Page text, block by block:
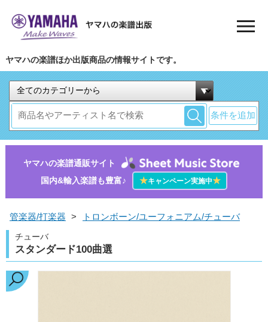
ヤマハの楽譜ほか出版商品の情報サイトです。
条件を追加
ヤマハの楽譜通販サイト
国内&輸入楽譜も豊富♪
★キャンペーン実施中★
管楽器/打楽器 > トロンボーン/ユーフォニアム/チューバ
チューバ
スタンダード100曲選